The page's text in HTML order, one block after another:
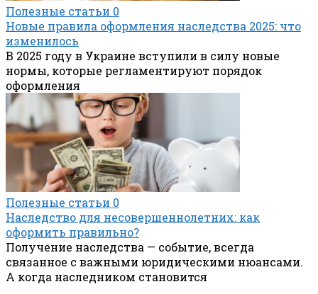
Полезные статьи 0
Новые правила оформления наследства 2025: что
изменилось
В 2025 году в Украине вступили в силу новые
нормы, которые регламентируют порядок
оформления
Полезные статьи 0
Наследство для несовершеннолетних: как
оформить правильно?
Получение наследства — событие, всегда
связанное с важными юридическими нюансами.
А когда наследником становится